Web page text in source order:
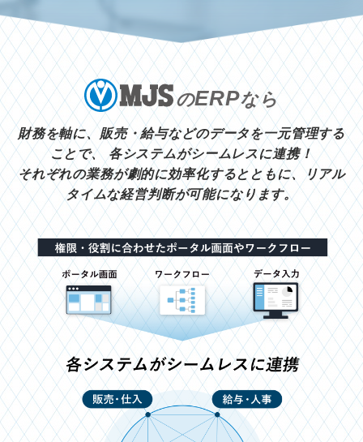
のERPなら
財務を軸に、販売・給与などのデータを一元管理する
ことで、
各システムがシームレスに連携！
それぞれの業務が劇的に効率化するとともに、リアル
タイムな経営判断が可能になります。